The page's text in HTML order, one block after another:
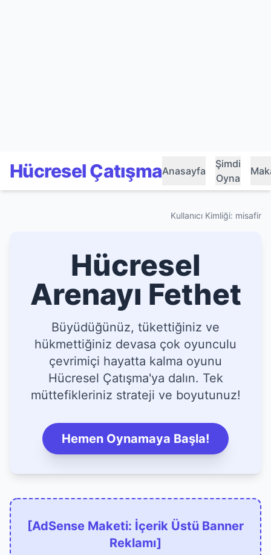
Hücresel ÇatışmaAnasayfa
Şimdi
Oyna
Kullanıcı Kimliği: misafir
Hücresel
Arenayı Fethet
Büyüdüğünüz, tükettiğiniz ve
hükmettiğiniz devasa çok oyunculu
çevrimiçi hayatta kalma oyunu
Hücresel Çatışma'ya dalın. Tek
müttefikleriniz strateji ve boyutunuz!
Hemen Oynamaya Başla!
[AdSense Maketi: İçerik Üstü Banner
Reklamı]